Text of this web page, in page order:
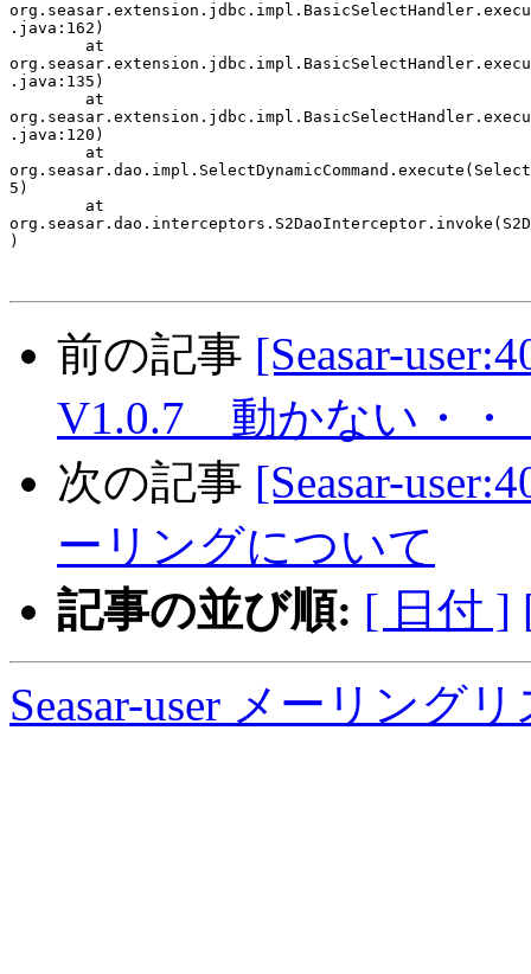
.java:162)
.java:135)
.java:120)
5)
)
前の記事 [Seasar-
V1.0.7 動かない・・
次の記事 [Seasar-
ーリングについて
記事の並び順: [ 日付 ]
Seasar-user メーリング